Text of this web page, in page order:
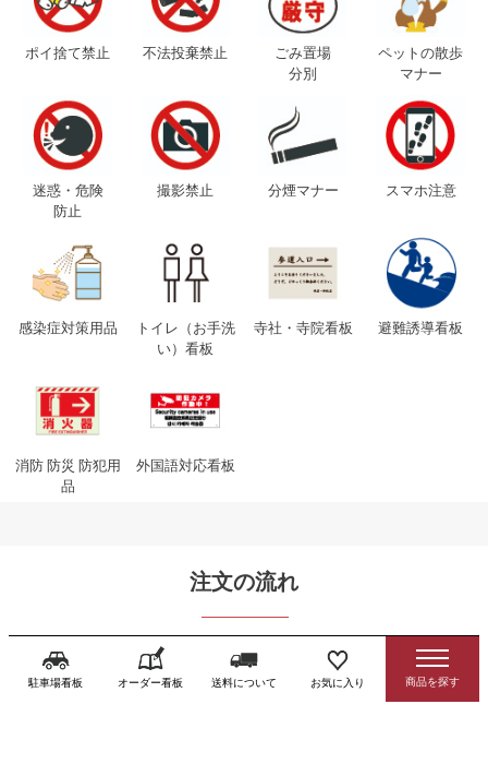
駐車場看板 オーダー看板 送料について お気に入り
ポイ捨て禁止 不法投棄禁止
ごみ置場
分別
ペットの散歩
マナー
迷惑・危険
防止
撮影禁止 分煙マナー スマホ注意
感染症対策用品
トイレ（お手洗
い）看板
寺社・寺院看板 避難誘導看板
消防 防災 防犯用
品
外国語対応看板
注文の流れ
ご注文